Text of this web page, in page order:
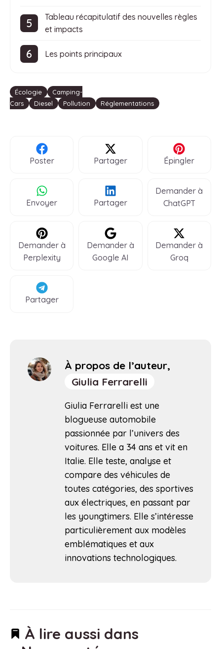
Tableau récapitulatif des nouvelles règles
et impacts
Les points principaux
Étiquettes
Écologie
Camping-
Cars
Diesel Pollution Réglementations
Poster Partager Épingler
Envoyer Partager
Demander à
ChatGPT
Demander à
Perplexity
Demander à
Google AI
Demander à
Groq
Partager
À propos de l’auteur,
Giulia Ferrarelli
Giulia Ferrarelli est une
blogueuse automobile
passionnée par l’univers des
voitures. Elle a 34 ans et vit en
Italie. Elle teste, analyse et
compare des véhicules de
toutes catégories, des sportives
aux électriques, en passant par
les youngtimers. Elle s’intéresse
particulièrement aux modèles
emblématiques et aux
innovations technologiques.
À lire aussi dans